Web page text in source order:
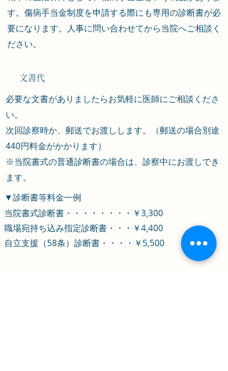
す。傷病手当金制度を申請する際にも専用の診断書が必
要になります。人事に問い合わせてから当院へご相談く
ださい。
​文書代
​必要な文書がありましたらお気軽に医師にご相談くださ
い。
​次回診察時か、郵送でお渡しします。（郵送の場合別途
440円料金がかかります）
​※当院書式の普通診断書の場合は、診察中にお渡しでき
ます。
​▼診断書等料金一例
当院書式診断書・・・・・・・・￥3,300
職場宛持ち込み指定診断書・・・￥4,400
​自立支援（58条）診断書・・・・￥5,500